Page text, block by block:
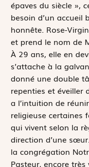
épaves du siècle »,
besoin d’un accueil
honnête. Rose-
et prend le nom de
À 29 ans, elle en
s’attache à la
donné une double
repenties et éveiller
a l’intuition de
religieuse certaines
qui vivent selon la
direction d’une
la congrégation
Pasteur, encore très